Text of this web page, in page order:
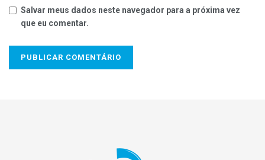
Salvar meus dados neste navegador para a próxima vez
que eu comentar.